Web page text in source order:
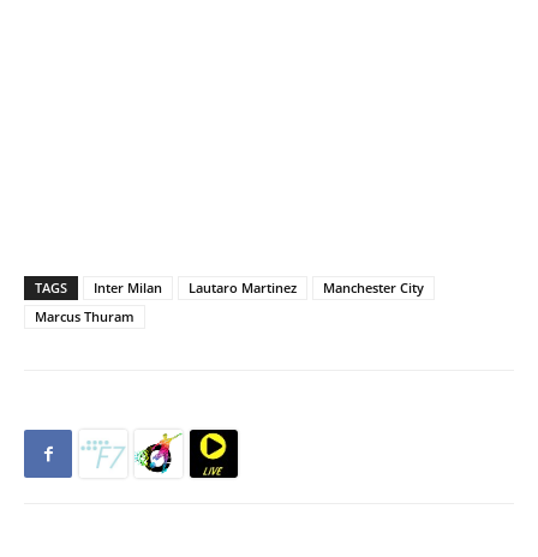
TAGS Inter Milan Lautaro Martinez
Manchester City
Marcus Thuram